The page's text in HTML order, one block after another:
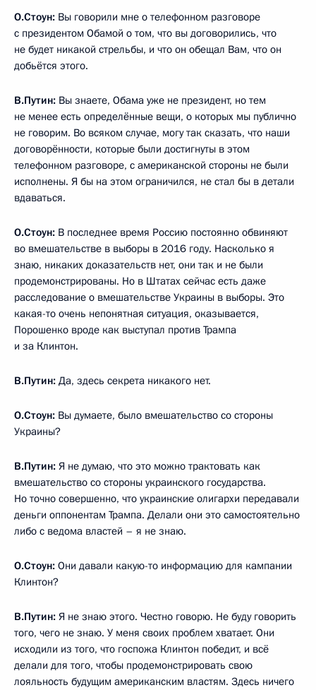
О.Стоун: Вы говорили мне о телефонном разговоре
с президентом Обамой о том, что вы договорились, что
не будет никакой стрельбы, и что он обещал Вам, что он
добьётся этого.
В.Путин: Вы знаете, Обама уже не президент, но тем
не менее есть определённые вещи, о которых мы публично
не говорим. Во всяком случае, могу так сказать, что наши
договорённости, которые были достигнуты в этом
телефонном разговоре, с американской стороны не были
исполнены. Я бы на этом ограничился, не стал бы в детали
вдаваться.
О.Стоун: В последнее время Россию постоянно обвиняют
во вмешательстве в выборы в 2016 году. Насколько я
знаю, никаких доказательств нет, они так и не были
продемонстрированы. Но в Штатах сейчас есть даже
расследование о вмешательстве Украины в выборы. Это
какая-то очень непонятная ситуация, оказывается,
Порошенко вроде как выступал против Трампа
и за Клинтон.
В.Путин: Да, здесь секрета никакого нет.
О.Стоун: Вы думаете, было вмешательство со стороны
Украины?
В.Путин: Я не думаю, что это можно трактовать как
вмешательство со стороны украинского государства.
Но точно совершенно, что украинские олигархи передавали
деньги оппонентам Трампа. Делали они это самостоятельно
либо с ведома властей – я не знаю.
О.Стоун: Они давали какую-то информацию для кампании
Клинтон?
В.Путин: Я не знаю этого. Честно говорю. Не буду говорить
того, чего не знаю. У меня своих проблем хватает. Они
исходили из того, что госпожа Клинтон победит, и всё
делали для того, чтобы продемонстрировать свою
лояльность будущим американским властям. Здесь ничего